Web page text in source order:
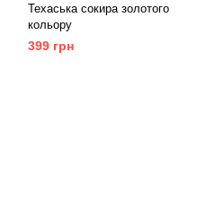
Техаська сокира золотого
кольору
399 грн